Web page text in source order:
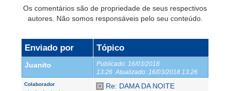
Os comentários são de propriedade de seus respectivos
autores. Não somos responsáveis pelo seu conteúdo.
Enviado por Tópico
Juanito Publicado: 16/03/2018
13:26 Atualizado: 16/03/2018 13:26
Colaborador
Re: DAMA DA NOITE